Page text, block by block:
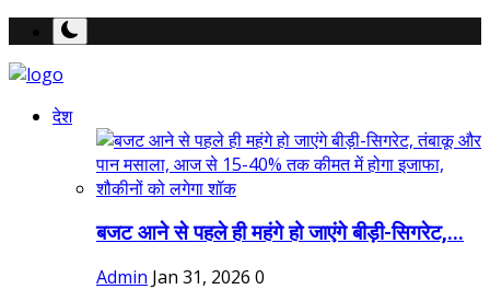
देश
बजट आने से पहले ही महंगे हो जाएंगे बीड़ी-सिगरेट,...
Admin Jan 31, 2026 0